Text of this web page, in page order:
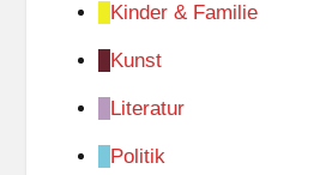
Kinder & Familie
Kunst
Literatur
Politik